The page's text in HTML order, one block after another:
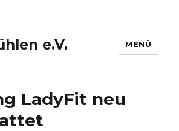
e.V. MENÜ
LadyFit neu